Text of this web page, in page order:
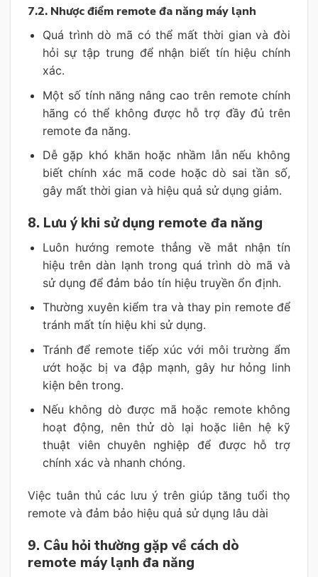
7.2. Nhược điểm remote đa năng máy lạnh
Quá trình dò mã có thể mất thời gian và đòi
hỏi sự tập trung để nhận biết tín hiệu chính
xác.
Một số tính năng nâng cao trên remote chính
hãng có thể không được hỗ trợ đầy đủ trên
remote đa năng.
Dễ gặp khó khăn hoặc nhầm lẫn nếu không
biết chính xác mã code hoặc dò sai tần số,
gây mất thời gian và hiệu quả sử dụng giảm.
8. Lưu ý khi sử dụng remote đa năng
Luôn hướng remote thẳng về mắt nhận tín
hiệu trên dàn lạnh trong quá trình dò mã và
sử dụng để đảm bảo tín hiệu truyền ổn định.
Thường xuyên kiểm tra và thay pin remote để
tránh mất tín hiệu khi sử dụng.
Tránh để remote tiếp xúc với môi trường ẩm
ướt hoặc bị va đập mạnh, gây hư hỏng linh
kiện bên trong.
Nếu không dò được mã hoặc remote không
hoạt động, nên thử dò lại hoặc liên hệ kỹ
thuật viên chuyên nghiệp để được hỗ trợ
chính xác và nhanh chóng.
Việc tuân thủ các lưu ý trên giúp tăng tuổi thọ
remote và đảm bảo hiệu quả sử dụng lâu dài
9. Câu hỏi thường gặp về cách dò
remote máy lạnh đa năng